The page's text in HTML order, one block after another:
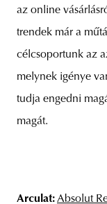
az online
trendek már a
célcsoportunk az
melynek igénye
tudja engedni
magát.
Arculat:Absolut